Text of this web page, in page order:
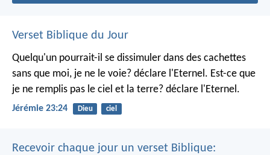
Verset Biblique du Jour
Quelqu'un pourrait-il se dissimuler dans des cachettes
sans que moi, je ne le voie? déclare l'Eternel. Est-ce que
je ne remplis pas le ciel et la terre? déclare l'Eternel.
Jérémie 23:24 Dieu ciel
Recevoir chaque jour un verset Biblique: